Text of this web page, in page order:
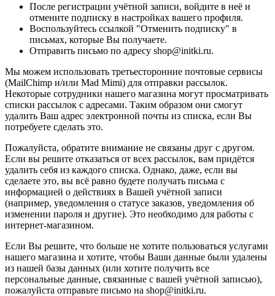
После регистрации учётной записи, войдите в неё и
отмените подписку в настройках вашего профиля.
Воспользуйтесь ссылкой "Отменить подписку" в
письмах, которые Вы получаете.
Отправить письмо по адресу shop@initki.ru.
Мы можем использовать третьесторонние почтовые сервисы
(MailChimp и/или Mad Mimi) для отправки рассылок.
Некоторые сотрудники нашего магазина могут просматривать
списки рассылок с адресами. Таким образом они смогут
удалить Ваш адрес электронной почты из списка, если Вы
потребуете сделать это.
Пожалуйста, обратите внимание не связаны друг с другом.
Если вы решите отказаться от всех рассылок, вам придётся
удалить себя из каждого списка. Однако, даже, если вы
сделаете это, вы всё равно будете получать письма с
информацией о действиях в Вашей учётной записи
(например, уведомления о статусе заказов, уведомления об
изменении пароля и другие). Это необходимо для работы с
интернет-магазином.
Если Вы решите, что больше не хотите пользоваться услугами
нашего магазина и хотите, чтобы Ваши данные были удалены
из нашей базы данных (или хотите получить все
персональные данные, связанные с вашей учётной записью),
пожалуйста отправьте письмо на shop@initki.ru.